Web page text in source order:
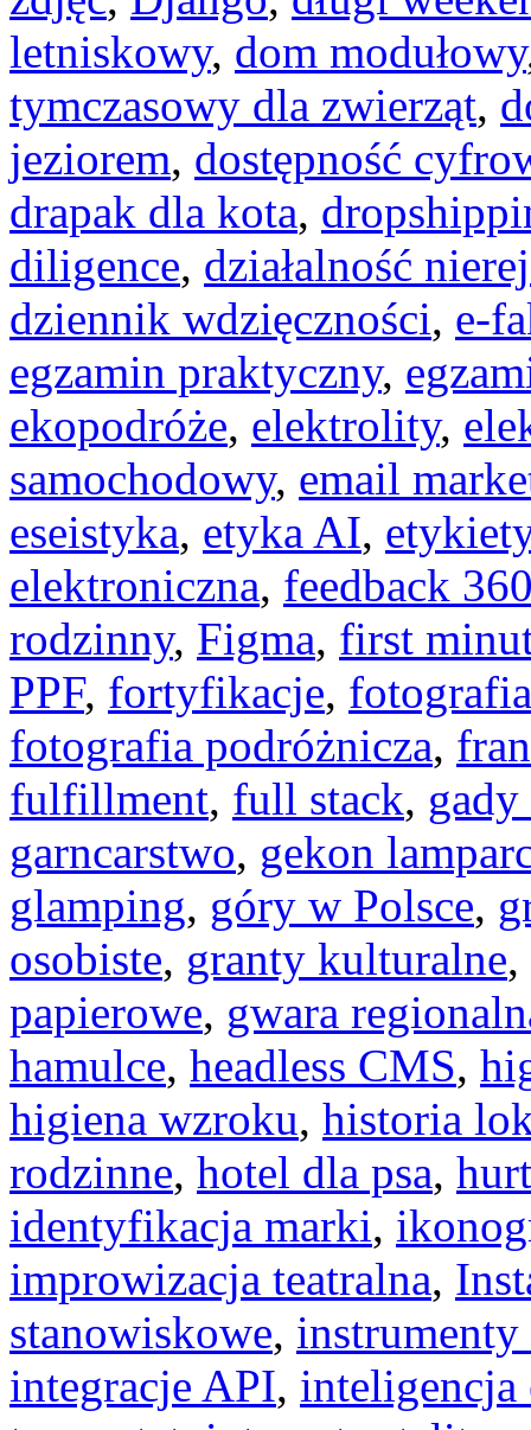
letniskowy, dom modułowy
tymczasowy dla zwierząt,
jeziorem, dostępność
drapak dla kota,
diligence, działalność
dziennik wdzięczności, e-
egzamin praktyczny,
ekopodróże, elektrolity,
samochodowy, email
eseistyka, etyka AI,
elektroniczna, feedback
rodzinny, Figma, first
PPF, fortyfikacje,
fotografia podróżnicza,
fulfillment, full stack,
garncarstwo, gekon
glamping, góry w Polsce,
osobiste, granty kulturalne,
papierowe, gwara
hamulce, headless CMS,
higiena wzroku, historia
rodzinne, hotel dla psa,
identyfikacja marki,
improwizacja teatralna,
stanowiskowe,
integracje API, inteligencja